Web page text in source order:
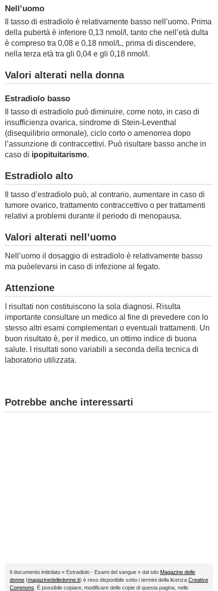
Nell’uomo
Il tasso di estradiolo è relativamente basso nell’uomo. Prima
della pubertà è inferiore 0,13 nmol/l, tanto che nell’età dulta
è compreso tra 0,08 e 0,18 nmol/L, prima di discendere,
nella terza età tra gli 0,04 e gli 0,18 nmol/l.
Valori alterati nella donna
Estradiolo basso
Il tasso di estradiolo può diminuire, come noto, in caso di
insufficienza ovarica, sindrome di Stein-Leventhal
(disequilibrio ormonale), ciclo corto o amenorrea dopo
l’assunzione di contraccettivi. Può risultare basso anche in
caso di ipopituitarismo.
Estradiolo alto
Il tasso d’estradiolo può, al contrario, aumentare in caso di
tumore ovarico, trattamento contraccettivo o per trattamenti
relativi a problemi durante il periodo di menopausa.
Valori alterati nell’uomo
Nell’uomo il dosaggio di estradiolo è relativamente basso
ma puòelevarsi in caso di infezione al fegato.
Attenzione
I risultati non costituiscono la sola diagnosi. Risulta
importante consultare un medico al fine di prevedere con lo
stesso altri esami complementari o eventuali trattamenti. Un
buon risultato è, per il medico, un ottimo indice di buona
salute. I risultati sono variabili a seconda della tecnica di
laboratorio utilizzata.
Potrebbe anche interessarti
Il documento intitolato « Estradiolo - Esami del sangue » dal sito Magazine delle
donne (magazinedelledonne.it) è reso disponibile sotto i termini della licenza Creative
Commons . È possibile copiare, modificare delle copie di questa pagina, nelle